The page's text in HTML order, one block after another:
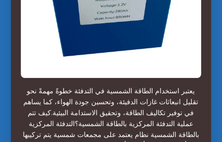
يعتبر استخدام الطاقة الشمسية في التدفئة خطوةً مهمةً نحو
تقليل انبعاثات غازات الدفيئة، وتحسين جودة الهواء، كما يساهم
في توفير تكاليف الطاقة، وتحقيق الاستدامة البيئية.كيف تتم
عملية التدفئة المركزية بالطاقة الشمسية؟التدفئة المركزية
بالطاقة الشمسية نظام يعتمد على مجمعات شمسية يتم تركيبها